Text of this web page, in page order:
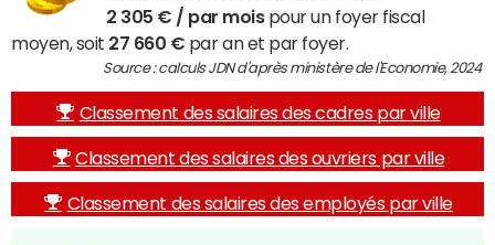
2 305 € / par moispour un foyer fiscal
moyen, soit 27 660 € par an et par foyer.
Source : calculs JDN d'après ministère de l'Economie, 2024
Classement des salaires des cadres par ville
Classement des salaires des ouvriers par ville
Classement des salaires des employés par ville